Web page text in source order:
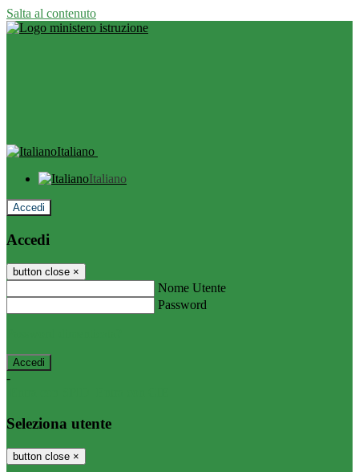
Salta al contenuto
Italiano
Italiano
Accedi
Accedi
button close ×
Nome Utente
Password
-
Seleziona utente
button close ×